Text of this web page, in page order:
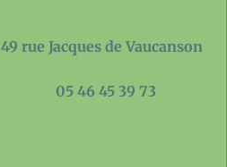
49 rue Jacques de Vaucanson
05 46 45 39 73